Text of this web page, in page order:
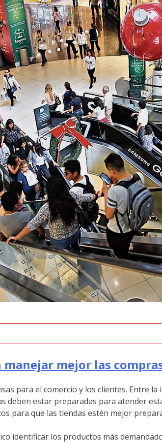
manejar mejor las
para el comercio y los clientes. Entre
deben estar preparadas para atender
para que las tiendas estén mejor
identificar los productos más